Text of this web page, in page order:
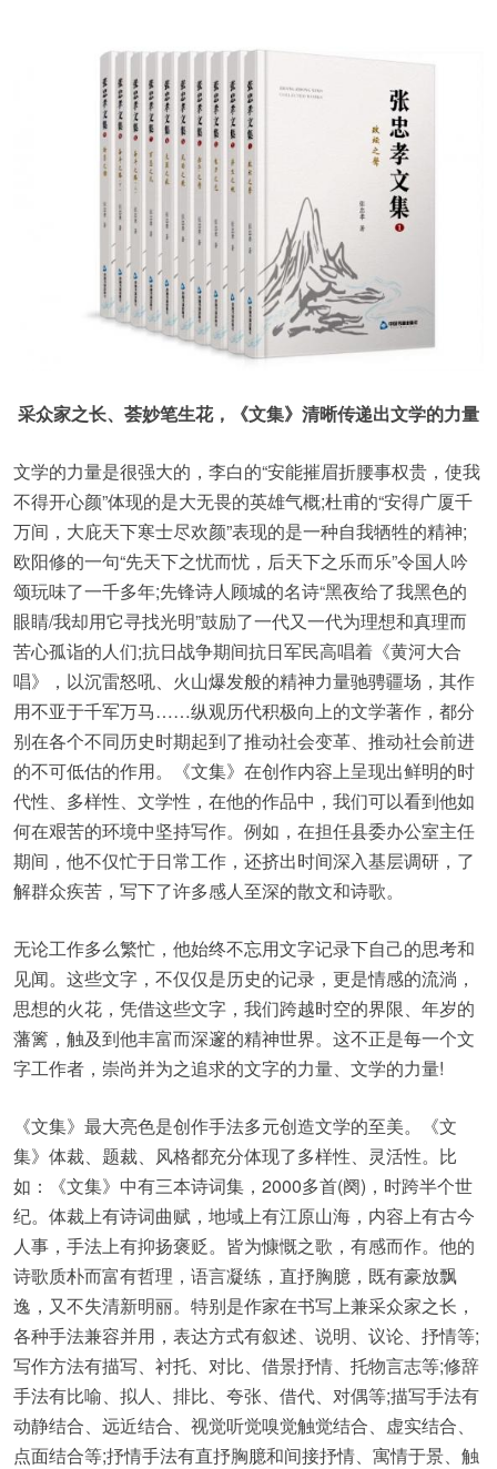
采众家之长、荟妙笔生花，《文集》清晰传递出文学的力量
文学的力量是很强大的，李白的“安能摧眉折腰事权贵，使我
不得开心颜”体现的是大无畏的英雄气概;杜甫的“安得广厦千
万间，大庇天下寒士尽欢颜”表现的是一种自我牺牲的精神;
欧阳修的一句“先天下之忧而忧，后天下之乐而乐”令国人吟
颂玩味了一千多年;先锋诗人顾城的名诗“黑夜给了我黑色的
眼睛/我却用它寻找光明”鼓励了一代又一代为理想和真理而
苦心孤诣的人们;抗日战争期间抗日军民高唱着《黄河大合
唱》，以沉雷怒吼、火山爆发般的精神力量驰骋疆场，其作
用不亚于千军万马……纵观历代积极向上的文学著作，都分
别在各个不同历史时期起到了推动社会变革、推动社会前进
的不可低估的作用。《文集》在创作内容上呈现出鲜明的时
代性、多样性、文学性，在他的作品中，我们可以看到他如
何在艰苦的环境中坚持写作。例如，在担任县委办公室主任
期间，他不仅忙于日常工作，还挤出时间深入基层调研，了
解群众疾苦，写下了许多感人至深的散文和诗歌。
无论工作多么繁忙，他始终不忘用文字记录下自己的思考和
见闻。这些文字，不仅仅是历史的记录，更是情感的流淌，
思想的火花，凭借这些文字，我们跨越时空的界限、年岁的
藩篱，触及到他丰富而深邃的精神世界。这不正是每一个文
字工作者，崇尚并为之追求的文字的力量、文学的力量!
《文集》最大亮色是创作手法多元创造文学的至美。《文
集》体裁、题裁、风格都充分体现了多样性、灵活性。比
如：《文集》中有三本诗词集，2000多首(阕)，时跨半个世
纪。体裁上有诗词曲赋，地域上有江原山海，内容上有古今
人事，手法上有抑扬褒贬。皆为慷慨之歌，有感而作。他的
诗歌质朴而富有哲理，语言凝练，直抒胸臆，既有豪放飘
逸，又不失清新明丽。特别是作家在书写上兼采众家之长，
各种手法兼容并用，表达方式有叙述、说明、议论、抒情等;‌
写作方法有描写、衬托、对比、借景抒情、托物言志等;‌修辞
手法有比喻、拟人、排比、夸张、借代、对偶等;‌描写手法有
动静结合、远近结合、视觉听觉嗅觉触觉结合、虚实结合、
点面结合等;‌抒情手法有直抒胸臆和间接抒情、寓情于景、触